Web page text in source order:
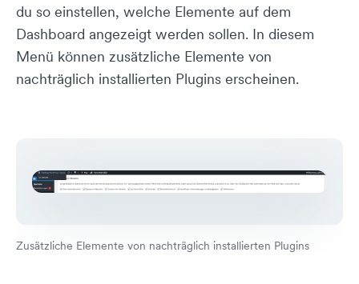
du so einstellen, welche Elemente auf dem
Dashboard angezeigt werden sollen. In diesem
Menü können zusätzliche Elemente von
nachträglich installierten Plugins erscheinen.
Zusätzliche Elemente von nachträglich installierten Plugins